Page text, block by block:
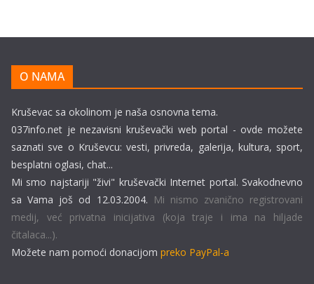
O NAMA
Kruševac sa okolinom je naša osnovna tema.
037info.net je nezavisni kruševački web portal - ovde možete
saznati sve o Kruševcu: vesti, privreda, galerija, kultura, sport,
besplatni oglasi, chat...
Mi smo najstariji "živi" kruševački Internet portal. Svakodnevno
sa Vama još od 12.03.2004. Mi nismo zvanično registrovani
medij, već privatna inicijativa (koja traje i ima na hiljade
čitalaca...).
Možete nam pomoći donacijom preko PayPal-a